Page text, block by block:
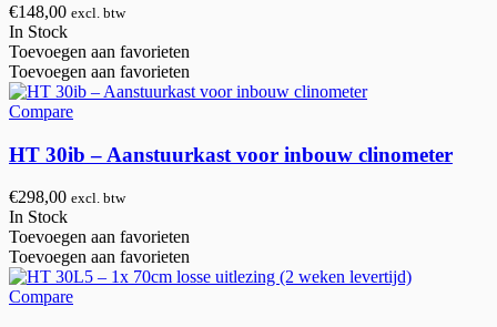
€148,00 excl. btw
In Stock
Toevoegen aan favorieten
Toevoegen aan favorieten
Compare
HT 30ib – Aanstuurkast voor inbouw clinometer
€298,00 excl. btw
In Stock
Toevoegen aan favorieten
Toevoegen aan favorieten
Compare